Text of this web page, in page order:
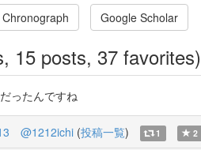
Chronograph Google Scholar
15 posts, 37 favorites)
ったんですね
@1212ichi (投稿一覧) 1 2